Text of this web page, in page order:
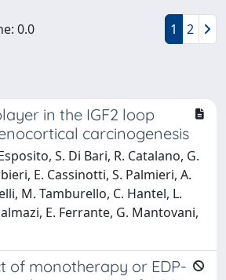
0.0
1 2
in the IGF2 loop
carcinogenesis
S. Di Bari, R. Catalano, G.
E. Cassinotti, S. Palmieri, A.
M. Tamburello, C. Hantel, L.
E. Ferrante, G. Mantovani,
of monotherapy or EDP-